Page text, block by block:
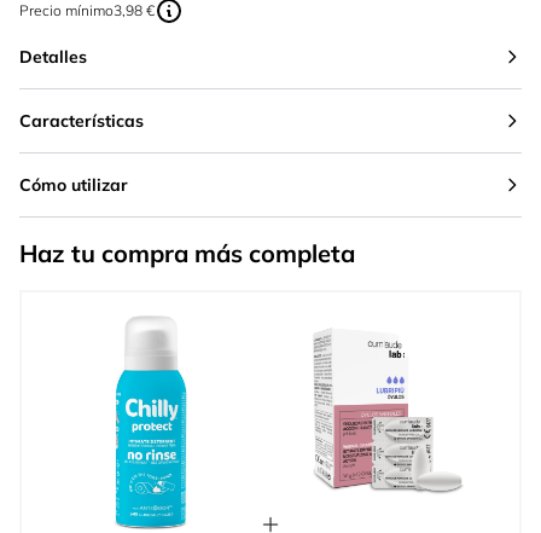
Precio mínimo3,98 €
Detalles
Características
Cómo utilizar
Haz tu compra más completa